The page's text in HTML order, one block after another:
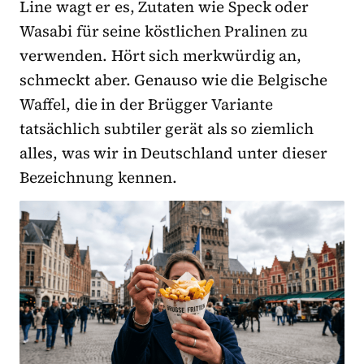
Line wagt er es, Zutaten wie Speck oder
Wasabi für seine köstlichen Pralinen zu
verwenden. Hört sich merkwürdig an,
schmeckt aber. Genauso wie die Belgische
Waffel, die in der Brügger Variante
tatsächlich subtiler gerät als so ziemlich
alles, was wir in Deutschland unter dieser
Bezeichnung kennen.